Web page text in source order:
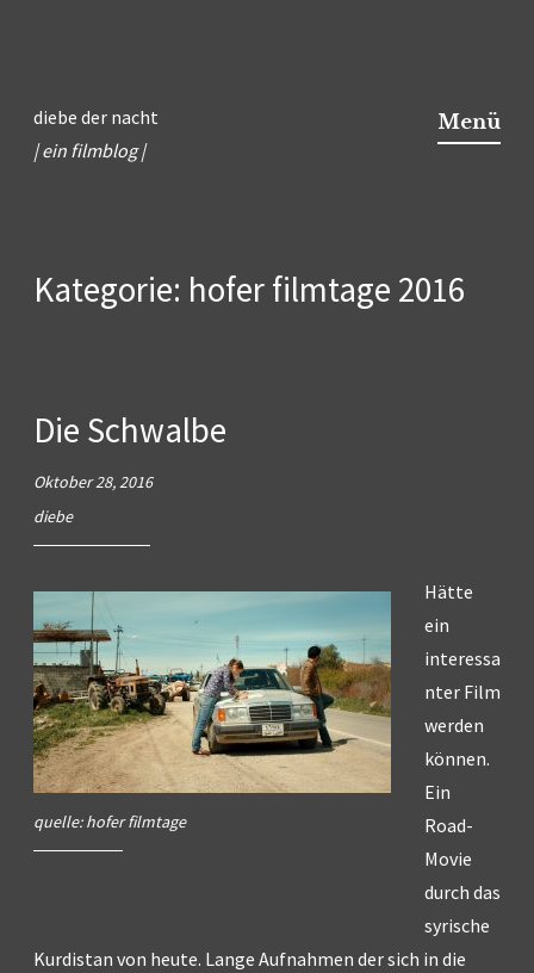
Inhalt
springen
diebe der nacht
| ein filmblog |
Menü
Kategorie: hofer filmtage 2016
Die Schwalbe
Oktober 28, 2016
diebe
quelle: hofer filmtage
Hätte
ein
interessa
nter Film
werden
können.
Ein
Road-
Movie
durch das
syrische
Kurdistan von heute. Lange Aufnahmen der sich in die